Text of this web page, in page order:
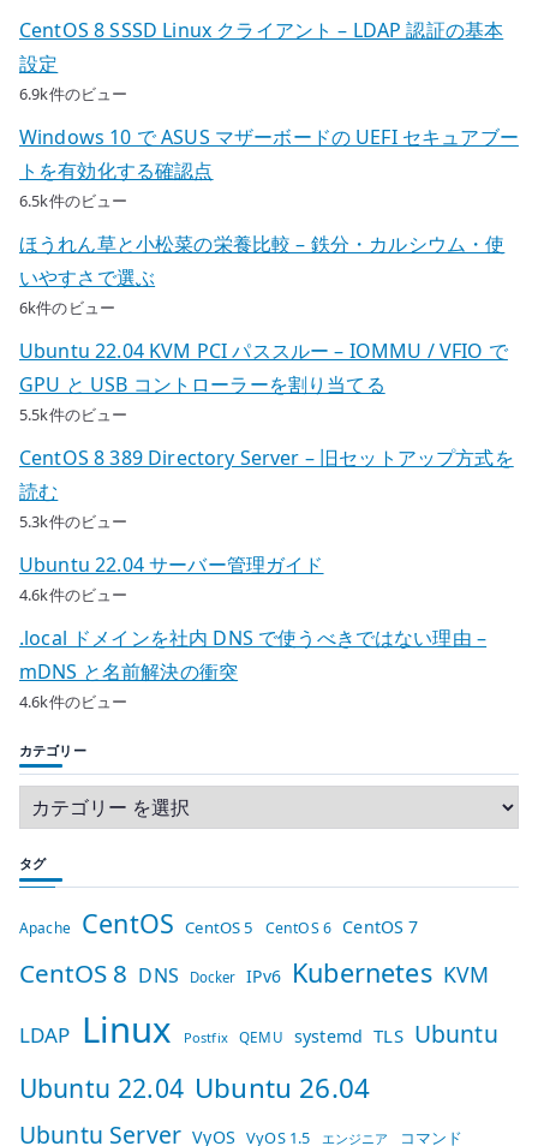
CentOS 8 SSSD Linux クライアント – LDAP 認証の基本
設定
6.9k件のビュー
Windows 10 で ASUS マザーボードの UEFI セキュアブー
トを有効化する確認点
6.5k件のビュー
ほうれん草と小松菜の栄養比較 – 鉄分・カルシウム・使
いやすさで選ぶ
6k件のビュー
Ubuntu 22.04 KVM PCI パススルー – IOMMU / VFIO で
GPU と USB コントローラーを割り当てる
5.5k件のビュー
CentOS 8 389 Directory Server – 旧セットアップ方式を
読む
5.3k件のビュー
Ubuntu 22.04 サーバー管理ガイド
4.6k件のビュー
.local ドメインを社内 DNS で使うべきではない理由 –
mDNS と名前解決の衝突
4.6k件のビュー
カテゴリー
タグ
Apache CentOS CentOS 5 CentOS 6 CentOS 7
CentOS 8 DNS Docker IPv6 Kubernetes KVM
LDAP Linux Postfix QEMU systemd TLS Ubuntu
Ubuntu 22.04 Ubuntu 26.04
Ubuntu Server VyOS VyOS 1.5 エンジニア コマンド